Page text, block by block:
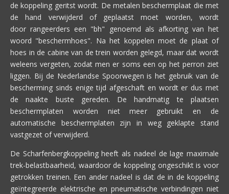
de koppeling geritst wordt. De metalen beschermplaat die met
de hand verwijderd of geplaatst moet worden, wordt
door rangeerders een "bh" genoemd als afkorting van het
woord "beschermhoes". Na het koppelen moet de plaat of
hoes in de cabine van de trein worden gelegd, maar dat wordt
weleens vergeten, zodat men er soms een op het perron ziet
liggen. Bij de Nederlandse Spoorwegen is het gebruik van de
bescherming sinds enige tijd afgeschaft en wordt er dus met
de naakte buste gereden. De handmatig te plaatsen
beschermplaten worden niet meer gebruikt en de
automatische beschermplaten zijn in weg geklapte stand
vastgezet of verwijderd.
De Scharfenbergkoppeling heeft als nadeel de lage maximale
trek-belastbaarheid, waardoor de koppeling ongeschikt is voor
getrokken treinen. Een ander nadeel is dat de in de koppeling
geïntegreerde elektrische en pneumatische verbindingen niet